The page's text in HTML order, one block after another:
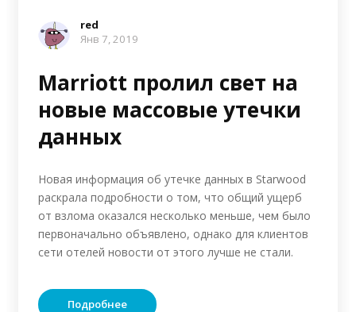
red
Янв 7, 2019
Marriott пролил свет на
новые массовые утечки
данных
Новая информация об утечке данных в Starwood
раскрала подробности о том, что общий ущерб
от взлома оказался несколько меньше, чем было
первоначально объявлено, однако для клиентов
сети отелей новости от этого лучше не стали.
Подробнее